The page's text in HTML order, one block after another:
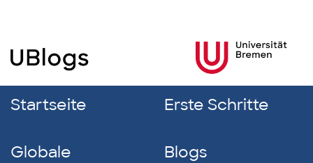
Startseite Erste Schritte
Globale
Blogs